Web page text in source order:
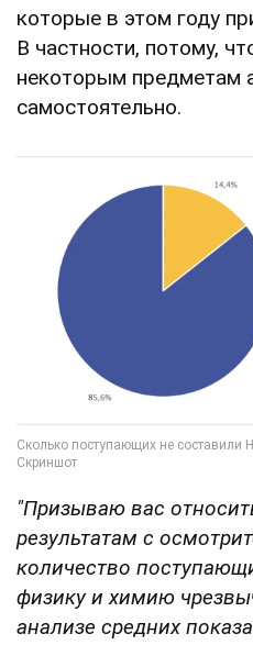
которые в этом году
В частности, потому,
некоторым предметам
самостоятельно.
"Призываю вас
результатам с
количество
физику и химию
анализе средних